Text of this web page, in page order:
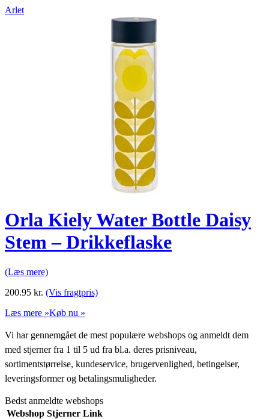
Arlet
Orla Kiely Water Bottle Daisy
Stem – Drikkeflaske
(Læs mere)
200.95 kr. (Vis fragtpris)
Læs mere »Køb nu »
Vi har gennemgået de mest populære webshops og anmeldt dem
med stjerner fra 1 til 5 ud fra bl.a. deres prisniveau,
sortimentstørrelse, kundeservice, brugervenlighed, betingelser,
leveringsformer og betalingsmuligheder.
Bedst anmeldte webshops
Webshop Stjerner Link